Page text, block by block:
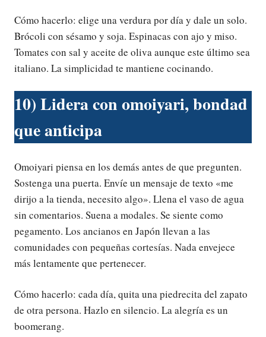
Cómo hacerlo: elige una verdura por día y dale un solo.
Brócoli con sésamo y soja. Espinacas con ajo y miso.
Tomates con sal y aceite de oliva aunque este último sea
italiano. La simplicidad te mantiene cocinando.
10) Lidera con omoiyari, bondad
que anticipa
Omoiyari piensa en los demás antes de que pregunten.
Sostenga una puerta. Envíe un mensaje de texto «me
dirijo a la tienda, necesito algo». Llena el vaso de agua
sin comentarios. Suena a modales. Se siente como
pegamento. Los ancianos en Japón llevan a las
comunidades con pequeñas cortesías. Nada envejece
más lentamente que pertenecer.
Cómo hacerlo: cada día, quita una piedrecita del zapato
de otra persona. Hazlo en silencio. La alegría es un
boomerang.